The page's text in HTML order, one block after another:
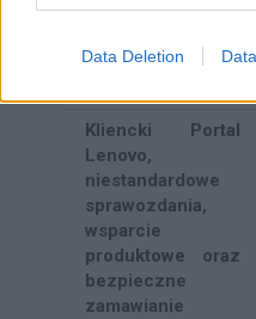
Data Deletion
przypadki,
gwarancyjne I
Kliencki Portal
Lenovo,
niestandardowe
sprawozdania,
wsparcie
produktowe oraz
bezpieczne
zamawianie